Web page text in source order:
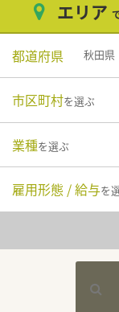
エリア
都道府県 秋田県
市区町村を選ぶ
業種を選ぶ
雇用形態 / 給与を